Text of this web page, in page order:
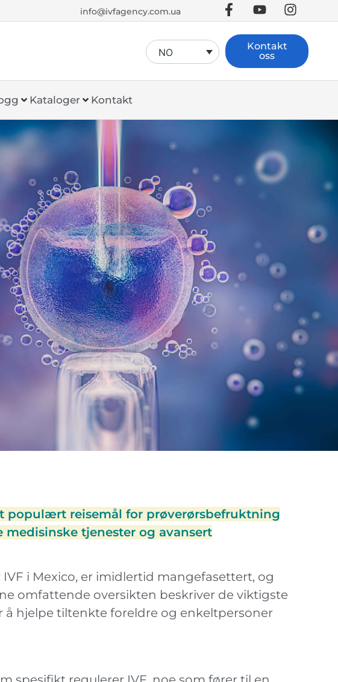
info@ivfagency.com.ua
NO
Kontakt
oss
Kataloger Kontakt
populært reisemål for prøverørsbefruktning
tjenester og avansert
i Mexico, er imidlertid mangefasettert, og
omfattende oversikten beskriver de viktigste
å hjelpe tiltenkte foreldre og enkeltpersoner